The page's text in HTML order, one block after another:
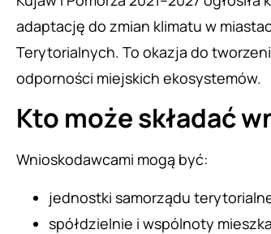
adaptację do zmian klimatu w
Terytorialnych. To okazja do
odporności miejskich ekosystemów.
Kto może składać
Wnioskodawcami mogą być:
jednostki samorządu
spółdzielnie i wspólnoty